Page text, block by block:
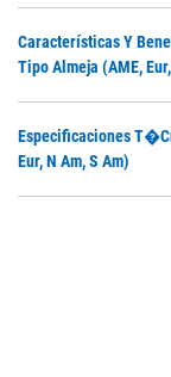
Características Y
Tipo Almeja (AME,
Especificaciones
Eur, N Am, S Am)